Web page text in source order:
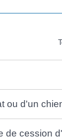
ou d'un
de cession